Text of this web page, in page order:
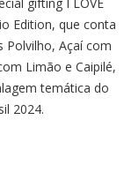
gifting I LOVE
Edition, que conta
Polvilho, Açaí com
Limão e Caipilé,
temática do
2024.